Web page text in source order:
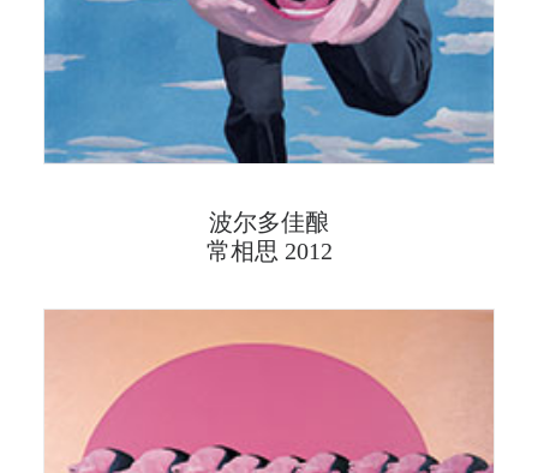
波尔多佳酿
常相思 2012